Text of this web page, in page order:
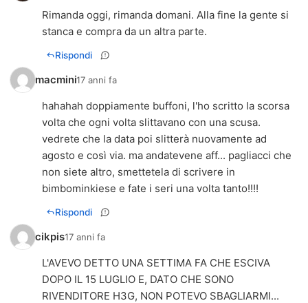
Rimanda oggi, rimanda domani. Alla fine la gente si
stanca e compra da un altra parte.
Rispondi
macmini17 anni fa
hahahah doppiamente buffoni, l'ho scritto la scorsa
volta che ogni volta slittavano con una scusa.
vedrete che la data poi slitterà nuovamente ad
agosto e così via. ma andatevene aff... pagliacci che
non siete altro, smettetela di scrivere in
bimbominkiese e fate i seri una volta tanto!!!!
Rispondi
cikpis17 anni fa
L'AVEVO DETTO UNA SETTIMA FA CHE ESCIVA
DOPO IL 15 LUGLIO E, DATO CHE SONO
RIVENDITORE H3G, NON POTEVO SBAGLIARMI...